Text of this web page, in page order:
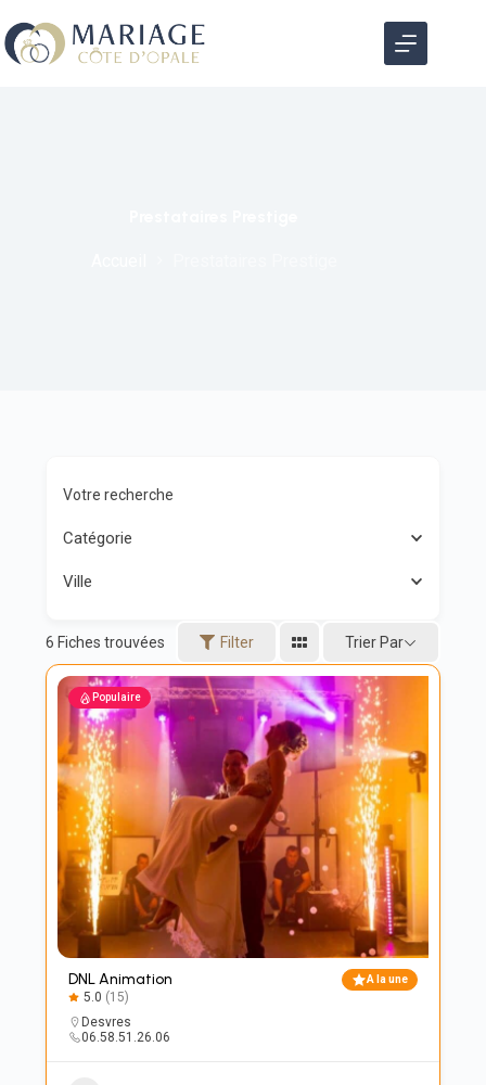
Votre recherche
Catégorie
Ville
6 Fiches trouvées Filter Trier Par
Populaire
DNL Animation
5.0 (15)
A la une
Desvres
06.58.51.26.06